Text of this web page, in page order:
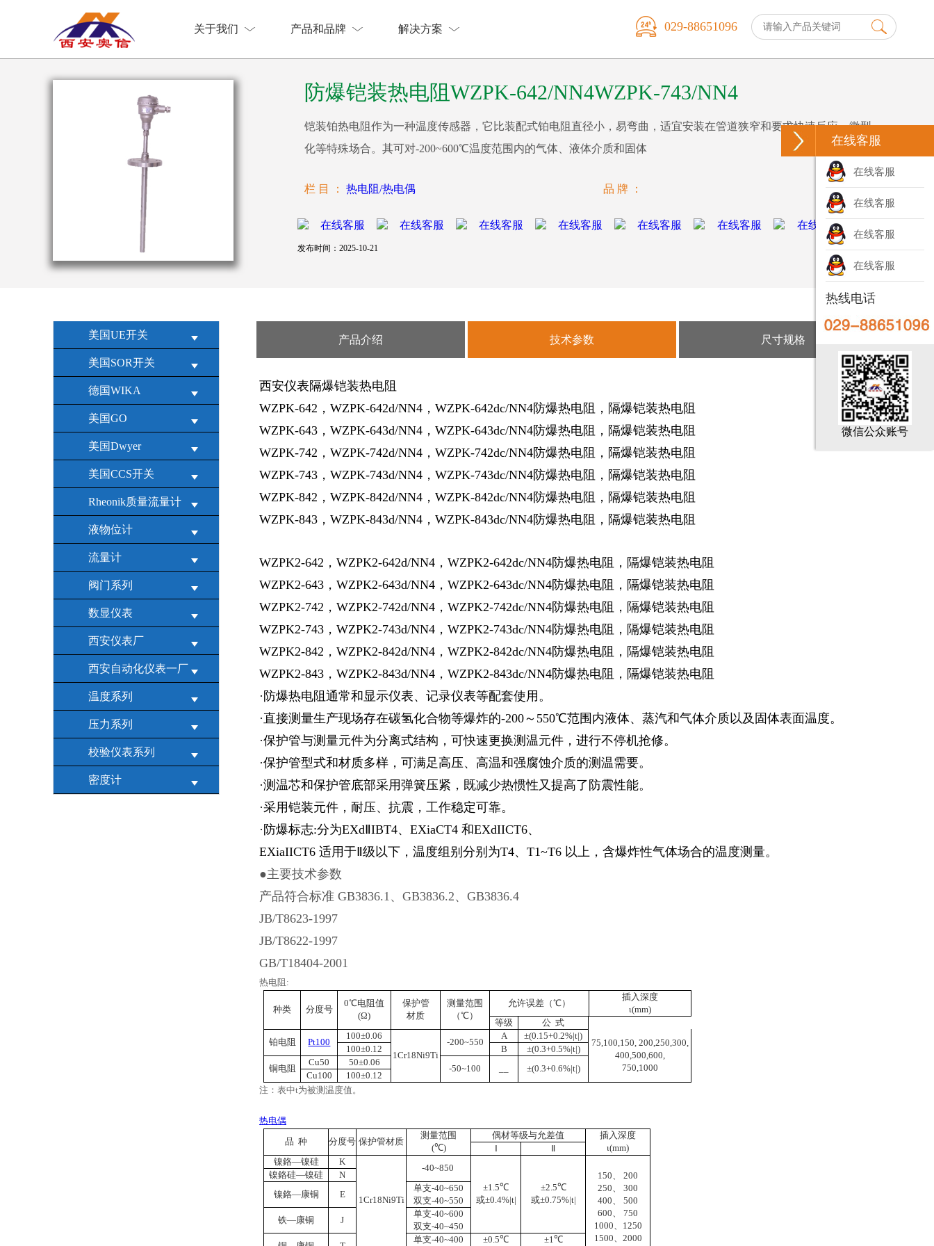
关于我们
关于我们
产品和品牌
产品和品牌
解决方案
解决方案
029-88651096
防爆铠装热电阻WZPK-642/NN4WZPK-743/NN4
铠装铂热电阻作为一种温度传感器，它比装配式铂电阻直径小，易弯曲，适宜安装在管道狭窄和要求快速反应、微型
化等特殊场合。其可对-200~600℃温度范围内的气体、液体介质和固体
栏 目 ： 热电阻/热电偶 品 牌 ：
发布时间：2025-10-21
美国UE开关
美国SOR开关
德国WIKA
美国GO
美国Dwyer
美国CCS开关
Rheonik质量流量计
液物位计
流量计
阀门系列
数显仪表
西安仪表厂
西安自动化仪表一厂
温度系列
压力系列
校验仪表系列
密度计
产品介绍 技术参数 尺寸规格
西安仪表 隔爆铠装热电阻
WZPK-642，WZPK-642d/NN4，WZPK-642dc/NN4防爆热电阻，隔爆铠装热电阻
WZPK-643，WZPK-643d/NN4，WZPK-643dc/NN4防爆热电阻 ，隔爆铠装热电阻
WZPK-742，WZPK-742d/NN4，WZPK-742dc/NN4防爆热电阻 ，隔爆铠装热电阻
WZPK-743，WZPK-743d/NN4，WZPK-743dc/NN4防爆热电阻 ，隔爆铠装热电阻
WZPK-842，WZPK-842d/NN4，WZPK-842dc/NN4防爆热电阻 ，隔爆铠装热电阻
WZPK-843，WZPK-843d/NN4，WZPK-843dc/NN4防爆热电阻 ，隔爆铠装热电阻
WZPK2-642，WZPK2-642d/NN4，WZPK2-642dc/NN4防爆热电阻，隔爆铠装热电阻
WZPK2-643，WZPK2-643d/NN4，WZPK2-643dc/NN4防爆热电阻 ，隔爆铠装热电阻
WZPK2-742，WZPK2-742d/NN4，WZPK2-742dc/NN4防爆热电阻 ，隔爆铠装热电阻
WZPK2-743，WZPK2-743d/NN4，WZPK2-743dc/NN4防爆热电阻 ，隔爆铠装热电阻
WZPK2-842，WZPK2-842d/NN4，WZPK2-842dc/NN4防爆热电阻 ，隔爆铠装热电阻
WZPK2-843，WZPK2-843d/NN4，WZPK2-843dc/NN4防爆热电阻 ，隔爆铠装热电阻
· 防爆热电阻通常和显示仪表、记录仪表等配套使用。
·直接测量生产现场存在碳氢化合物等爆炸的-200～550℃范围内液体、蒸汽和气体介质以及固体表面温度。
·保护管与测量元件为分离式结构，可快速更换测温元件，进行不停机抢修。
·保护管型式和材质多样，可满足高压、高温和强腐蚀介质的测温需要。
·测温芯和保护管底部采用弹簧压紧，既减少热惯性又提高了防震性能。
·采用铠装元件，耐压、抗震，工作稳定可靠。
·防爆标志:分为EXdⅡIBT4、EXiaCT4 和EXdIICT6、
EXiaIICT6 适用于Ⅱ级以下，温度组别分别为T4、T1~T6 以上，含爆炸性气体场合的温度测量。
●主要技术参数
产品符合标准 GB3836.1、GB3836.2、GB3836.4
JB/T8623-1997
JB/T8622-1997
GB/T18404-2001
热电阻:
种类 分度号
0℃电阻值
(Ω)
保护管
材质
测量范围
（℃）
允许误差（℃）
插入深度
ι(mm)
等级
公 式
铂电阻
Pt100
100±0.06
1Cr18Ni9Ti
-200~550
A ±(0.15+0.2%|t|)
75,100,150, 200,250,300,
400,500,600,
750,1000
100±0.12 B
±(0.3+0.5%|t|)
铜电阻
Cu50 50±0.06
-50~100 ±(0.3+0.6%|t|)
Cu100
100±0.12
注：表中t为被测温度值。
热电偶
品 种
分度号 保护管材质
测量范围
(℃)
偶材等级与允差值
插入深度
ι(mm)
Ⅰ
Ⅱ
镍鉻—镍硅
K
1Cr18Ni9Ti
-40~850
±1.5℃
或±0.4%|t|
±2.5℃
或±0.75%|t|
150、 200
250、 300
400、 500
600、 750
1000、1250
1500、2000
镍鉻硅—镍硅
N
镍鉻—康铜
E
单支-­40~650
双支-40~550
铁—康铜
J
单支-­40~600
双支-40~450
单支­-40~400
±0.5℃
±1℃
在线客服
在线客服
在线客服
在线客服
在线客服
热线电话
微信公众账号